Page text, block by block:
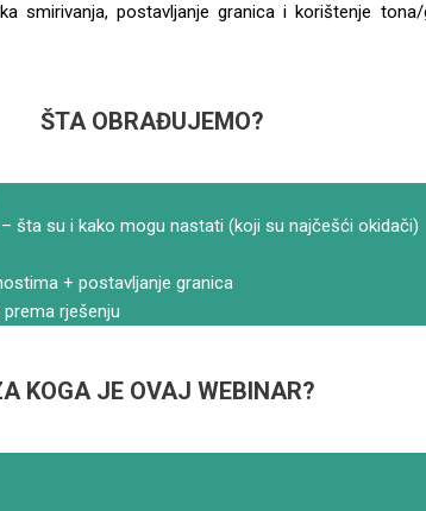
smirivanja, postavljanje granica i korištenje
ŠTA OBRAĐUJEMO?
šta su i kako mogu nastati (koji su najčešći okidači)
+ postavljanje granica
rješenju
KOGA JE OVAJ WEBINAR?